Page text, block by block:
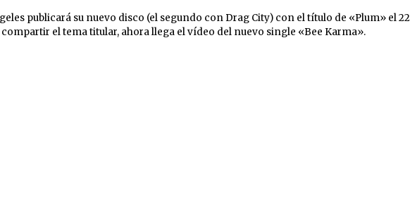
publicará su nuevo disco (el segundo con Drag City) con el título de «Plum» el 22
el tema titular, ahora llega el vídeo del nuevo single «Bee Karma».